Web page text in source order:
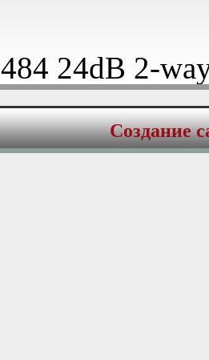
24dB 2-
25 1” silk
170
Создание